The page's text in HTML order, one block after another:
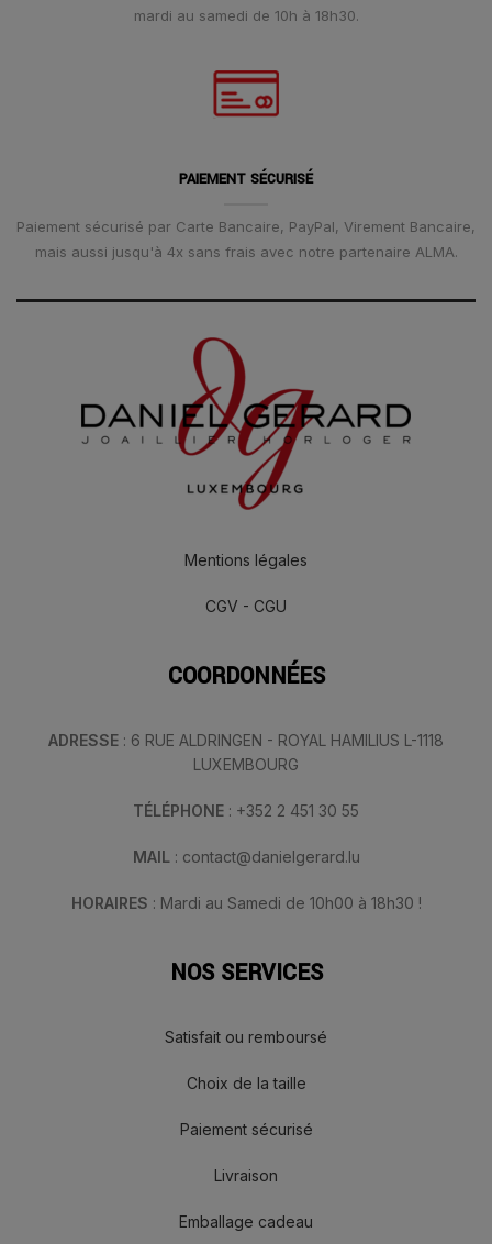
mardi au samedi de 10h à 18h30.
PAIEMENT SÉCURISÉ
Paiement sécurisé par Carte Bancaire, PayPal, Virement Bancaire,
mais aussi jusqu'à 4x sans frais avec notre partenaire ALMA.
Mentions légales
CGV - CGU
COORDONNÉES
ADRESSE : 6 RUE ALDRINGEN - ROYAL HAMILIUS L-1118
LUXEMBOURG
TÉLÉPHONE : +352 2 451 30 55
MAIL : contact@danielgerard.lu
HORAIRES : Mardi au Samedi de 10h00 à 18h30 !
NOS SERVICES
Satisfait ou remboursé
Choix de la taille
Paiement sécurisé
Livraison
Emballage cadeau